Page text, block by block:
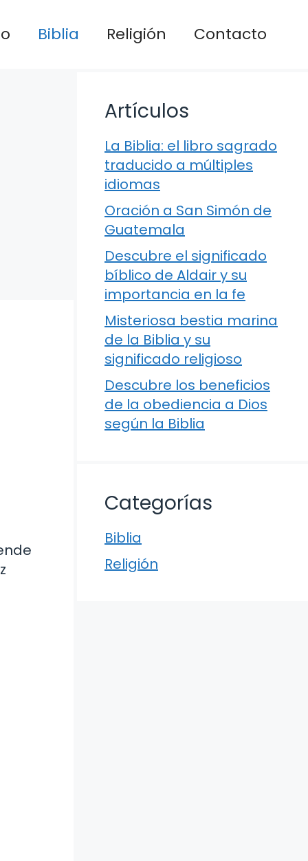
Biblia Religión Contacto
Artículos
La Biblia: el libro sagrado
traducido a múltiples
idiomas
Oración a San Simón de
Guatemala
Descubre el significado
bíblico de Aldair y su
importancia en la fe
Misteriosa bestia marina
de la Biblia y su
significado religioso
Descubre los beneficios
de la obediencia a Dios
según la Biblia
Categorías
Biblia
Religión